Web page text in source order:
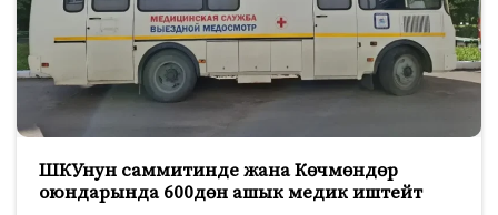
ШКУнун саммитинде жана Көчмөндөр
оюндарында 600дөн ашык медик иштейт